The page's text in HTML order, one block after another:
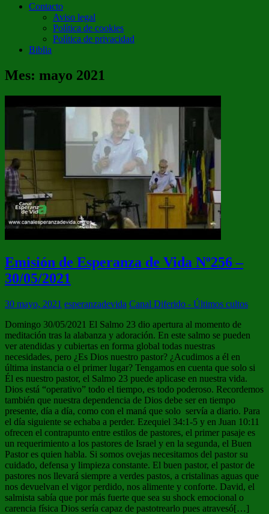
Contacto
Aviso legal
Política de cookies
Política de privacidad
Biblia
Mes: mayo 2021
Emisión de Esperanza de Vida Nº256 –
30/05/2021
30 mayo, 2021 esperanzadevida Canal Diferido - Últimos cultos
Domingo 30/05/2021 El Salmo 23 dio apertura al momento de
meditación tras la alabanza y adoración. En este salmo se pueden
ver atendidas y cubiertas en forma global todas nuestras
necesidades, pero ¿Es Dios nuestro pastor? ¿Acudimos a él en
última instancia o el primer lugar? Tengamos en cuenta que solo si
Él es nuestro pastor, el Salmo 23 puede aplicase en nuestra vida.
Dios está “operativo” todo el tiempo, es todo poderoso. Recordemos
también que nuestra dependencia de Dios debe ser en tiempo
presente, día a día, como con el maná que solo servía a diario. Para
el día siguiente se echaba a perder. Ezequiel 34:1-5 y en Juan 10:11
ofrecen el contrapunto entre estilos de pastores, el primer pasaje es
un requerimiento a los pastores de Israel y en la segunda, el Buen
Pastor es quien habla. Si somos ovejas necesitamos del pastor su
cuidado, defensa y limpieza constante. El buen pastor, el pastor de
pastores nos llevará siempre a verdes pastos, a cristalinas aguas que
nos devuelvan el vigor perdido, nos alimente y conforte. David, el
salmista sabía que por más fuerte que sea su shock emocional o
carencia física Dios sería capaz de pastotrearlo pues atravesó[…]